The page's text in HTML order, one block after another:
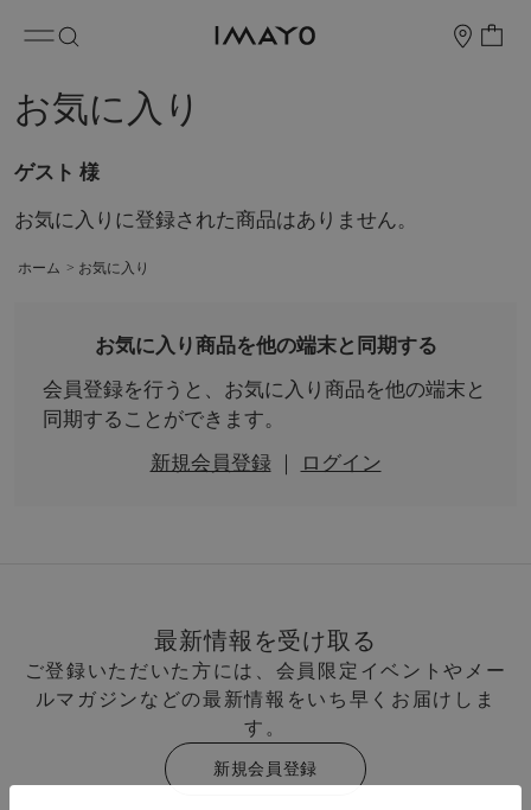
お気に入り
ゲスト 様
お気に入りに登録された商品はありません。
ホーム > お気に入り
お気に入り商品を他の端末と同期する
会員登録を行うと、お気に入り商品を他の端末と
同期することができます。
新規会員登録｜ ログイン
最新情報を受け取る
ご登録いただいた方には、会員限定イベントやメー
ルマガジンなどの最新情報をいち早くお届けしま
す。
新規会員登録